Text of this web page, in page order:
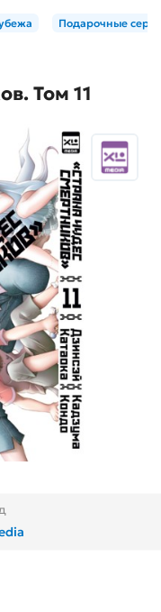
Подарочные
Том 11